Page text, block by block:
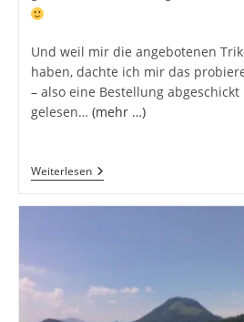
Und weil mir die angebotenen
haben, dachte ich mir das
– also eine Bestellung
gelesen… (mehr …)
WeiterlesenNo
Risk